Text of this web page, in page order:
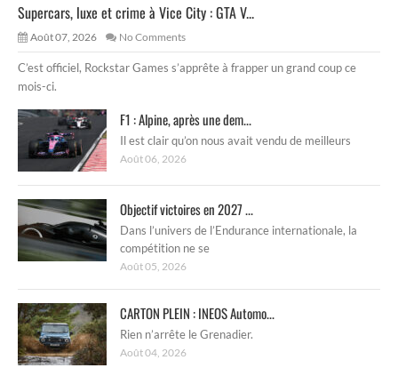
Supercars, luxe et crime à Vice City : GTA V...
Août 07, 2026 No Comments
C’est officiel, Rockstar Games s’apprête à frapper un grand coup ce
mois-ci.
F1 : Alpine, après une dem...
Il est clair qu’on nous avait vendu de meilleurs
Août 06, 2026
Objectif victoires en 2027 ...
Dans l’univers de l’Endurance internationale, la
compétition ne se
Août 05, 2026
CARTON PLEIN : INEOS Automo...
Rien n’arrête le Grenadier.
Août 04, 2026